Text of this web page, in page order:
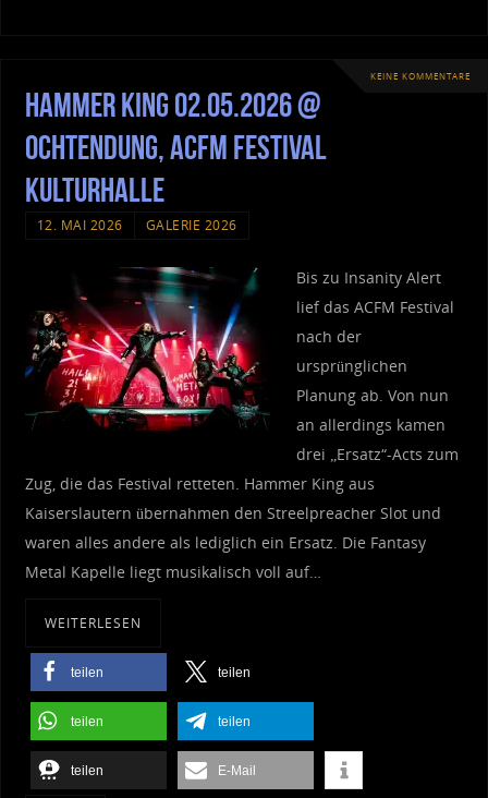
KEINE KOMMENTARE
Hammer King 02.05.2026 @
Ochtendung, ACFM Festival
Kulturhalle
12. MAI 2026 GALERIE 2026
Bis zu Insanity Alert
lief das ACFM Festival
nach der
ursprünglichen
Planung ab. Von nun
an allerdings kamen
drei „Ersatz“-Acts zum
Zug, die das Festival retteten. Hammer King aus
Kaiserslautern übernahmen den Streelpreacher Slot und
waren alles andere als lediglich ein Ersatz. Die Fantasy
Metal Kapelle liegt musikalisch voll auf…
WEITERLESEN
teilen teilen
teilen teilen
teilen E-Mail